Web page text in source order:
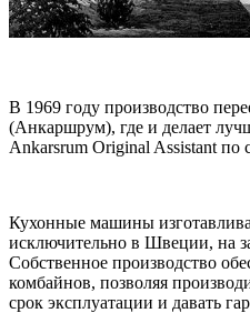
В 1969 году производство
(Анкаршрум), где и делает
Ankarsrum Original Assistant по
Кухонные машины
исключительно в Швеции, на
Собственное производство
комбайнов, позволяя
срок эксплуатации и давать